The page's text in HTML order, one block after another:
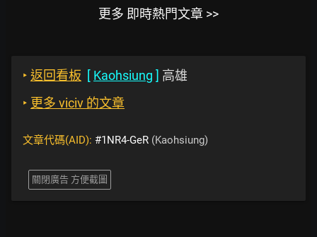
更多 即時熱門文章 >>
‣ 返回看板 [ Kaohsiung ] 高雄
‣ 更多 viciv 的文章
文章代碼(AID): #1NR4-GeR (Kaohsiung)
關閉廣告 方便截圖